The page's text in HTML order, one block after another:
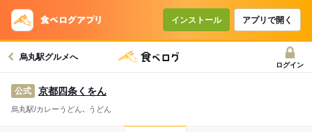
インストール アプリで開く
烏丸駅グルメへ
ログイン
公式 京都四条くをん
烏丸駅/カレーうどん､ うどん